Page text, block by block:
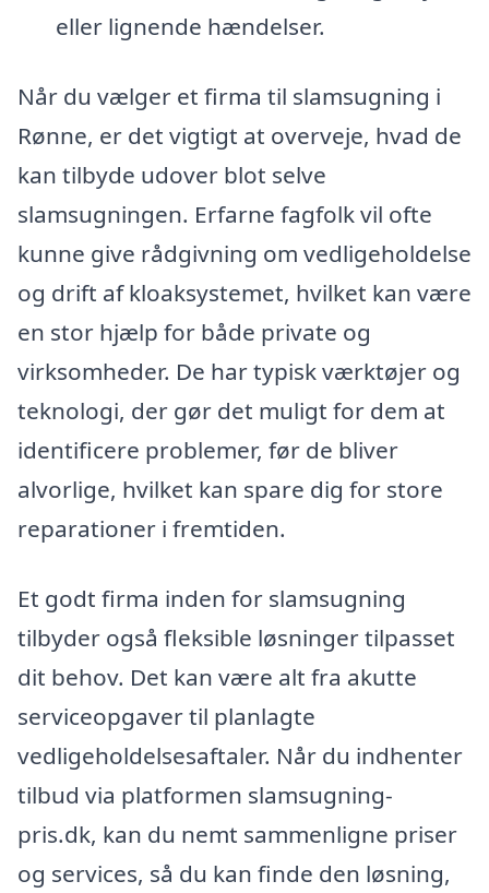
eller lignende hændelser.
Når du vælger et firma til slamsugning i
Rønne, er det vigtigt at overveje, hvad de
kan tilbyde udover blot selve
slamsugningen. Erfarne fagfolk vil ofte
kunne give rådgivning om vedligeholdelse
og drift af kloaksystemet, hvilket kan være
en stor hjælp for både private og
virksomheder. De har typisk værktøjer og
teknologi, der gør det muligt for dem at
identificere problemer, før de bliver
alvorlige, hvilket kan spare dig for store
reparationer i fremtiden.
Et godt firma inden for slamsugning
tilbyder også fleksible løsninger tilpasset
dit behov. Det kan være alt fra akutte
serviceopgaver til planlagte
vedligeholdelsesaftaler. Når du indhenter
tilbud via platformen slamsugning-
pris.dk, kan du nemt sammenligne priser
og services, så du kan finde den løsning,